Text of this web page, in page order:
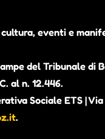
eventi e
del Tribunale di
al n. 12.446.
Sociale ETS |
.